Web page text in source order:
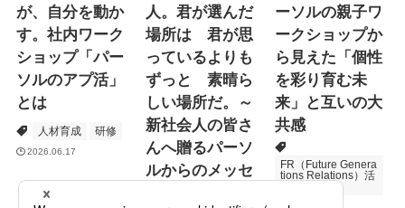
が、自分を動か
す。社内ワーク
ショップ「パー
ソルのアプ活」
とは
人材育成 研修
2026.06.17
人。君が選んだ
場所は 君が思
っているよりも
ずっと 素晴ら
しい場所だ。～
新社会人の皆さ
んへ贈るパーソ
ルからのメッセ
ーソルの親子ワ
ークショップか
ら見えた「個性
を彩り育む未
来」と互いの大
共感
FR（Future Genera
tions Relations）活